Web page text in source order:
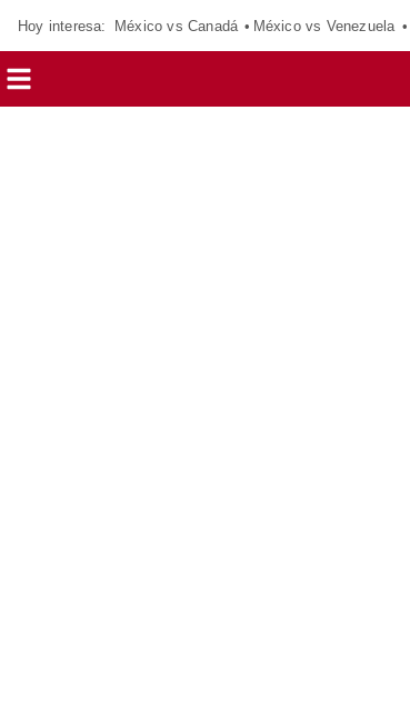
Hoy interesa: México vs Canadá México vs Venezuela